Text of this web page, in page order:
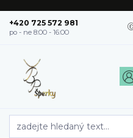
+420 725 572 981
po - ne 8:00 - 16:00